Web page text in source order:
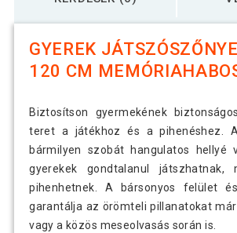
GYEREK
120 CM
Biztosítson gyermekének
teret a játékhoz és a pihenéshez.
bármilyen szobát hangulatos hellyé
gyerekek gondtalanul játszhatnak,
pihenhetnek. A bársonyos felület
garantálja az örömteli pillanatokat
vagy a közös meseolvasás során is.